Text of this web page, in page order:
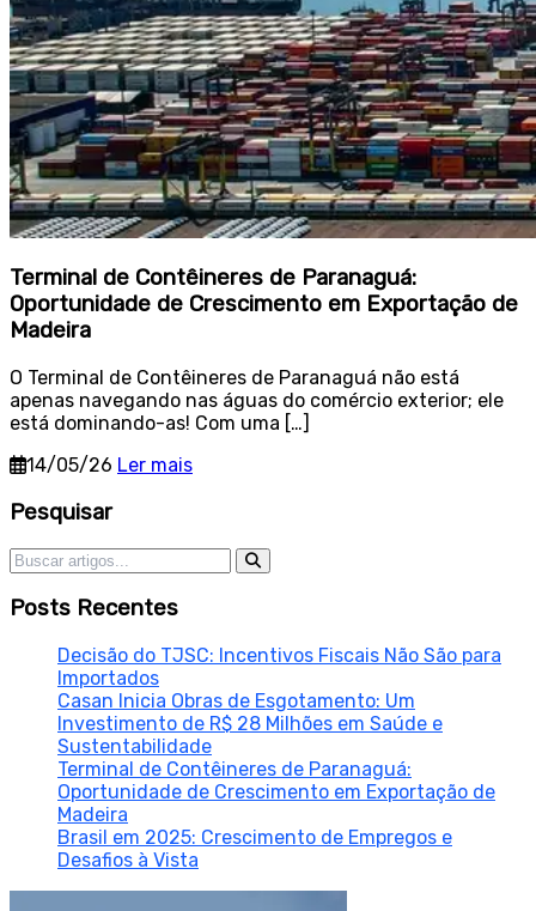
Terminal de Contêineres de Paranaguá:
Oportunidade de Crescimento em Exportação de
Madeira
O Terminal de Contêineres de Paranaguá não está
apenas navegando nas águas do comércio exterior; ele
está dominando-as! Com uma […]
14/05/26 Ler mais
Sidebar
Pesquisar
Pesquisar por:
Posts Recentes
Decisão do TJSC: Incentivos Fiscais Não São para
Importados
Casan Inicia Obras de Esgotamento: Um
Investimento de R$ 28 Milhões em Saúde e
Sustentabilidade
Terminal de Contêineres de Paranaguá:
Oportunidade de Crescimento em Exportação de
Madeira
Brasil em 2025: Crescimento de Empregos e
Desafios à Vista